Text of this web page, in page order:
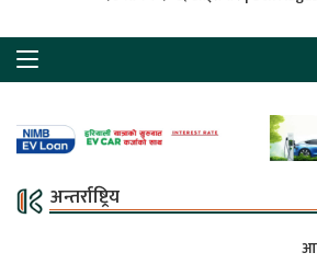
अन्तर्राष्ट्रिय